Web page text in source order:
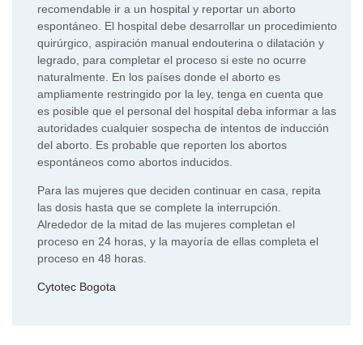
recomendable ir a un hospital y reportar un aborto
espontáneo. El hospital debe desarrollar un procedimiento
quirúrgico, aspiración manual endouterina o dilatación y
legrado, para completar el proceso si este no ocurre
naturalmente. En los países donde el aborto es
ampliamente restringido por la ley, tenga en cuenta que
es posible que el personal del hospital deba informar a las
autoridades cualquier sospecha de intentos de inducción
del aborto. Es probable que reporten los abortos
espontáneos como abortos inducidos.
Para las mujeres que deciden continuar en casa, repita
las dosis hasta que se complete la interrupción.
Alrededor de la mitad de las mujeres completan el
proceso en 24 horas, y la mayoría de ellas completa el
proceso en 48 horas.
Cytotec Bogota